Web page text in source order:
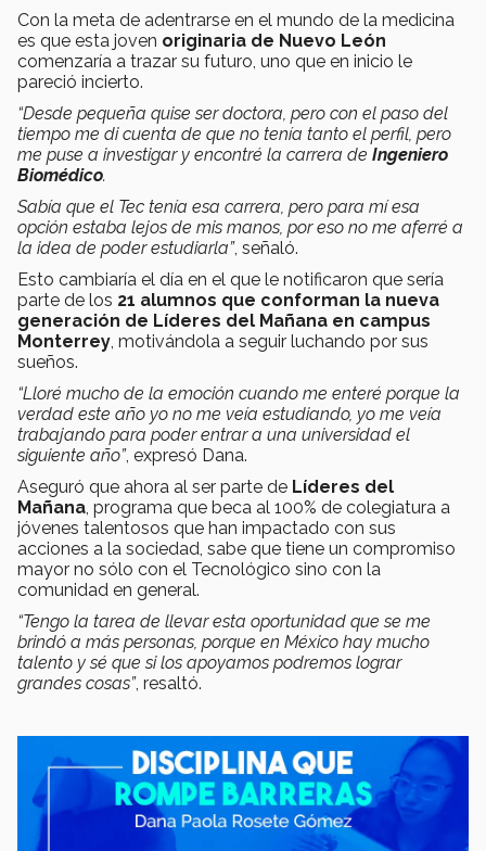
Con la meta de adentrarse en el mundo de la medicina
es que esta joven originaria de Nuevo León
comenzaría a trazar su futuro, uno que en inicio le
pareció incierto.
“Desde pequeña quise ser doctora, pero con el paso del
tiempo me di cuenta de que no tenía tanto el perfil, pero
me puse a investigar y encontré la carrera de Ingeniero
Biomédico.
Sabía que el Tec tenía esa carrera, pero para mí esa
opción estaba lejos de mis manos, por eso no me aferré a
la idea de poder estudiarla”, señaló.
Esto cambiaría el día en el que le notificaron que sería
parte de los 21 alumnos que conforman la nueva
generación de Líderes del Mañana en campus
Monterrey , motivándola a seguir luchando por sus
sueños.
“Lloré mucho de la emoción cuando me enteré porque la
verdad este año yo no me veía estudiando, yo me veía
trabajando para poder entrar a una universidad el
siguiente año”, expresó Dana.
Aseguró que ahora al ser parte de Líderes del
Mañana , programa que beca al 100% de colegiatura a
jóvenes talentosos que han impactado con sus
acciones a la sociedad, sabe que tiene un compromiso
mayor no sólo con el Tecnológico sino con la
comunidad en general.
“Tengo la tarea de llevar esta oportunidad que se me
brindó a más personas, porque en México hay mucho
talento y sé que si los apoyamos podremos lograr
grandes cosas”, resaltó.